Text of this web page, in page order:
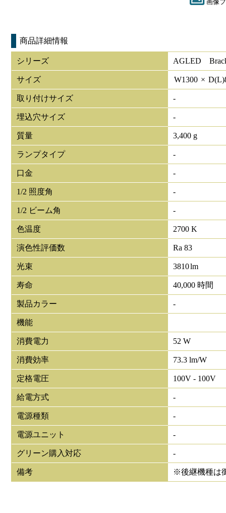
画像
商品詳細情報
シリーズ AGLED
サイズ W1300 × D(L)
取り付けサイズ -
埋込穴サイズ -
質量 3,400 g
ランプタイプ -
口金 -
1/2 照度角 -
1/2 ビーム角 -
色温度 2700 K
演色性評価数 Ra 83
光束 3810lm
寿命 40,000 時間
製品カラー -
機能
消費電力 52 W
消費効率 73.3 lm/W
定格電圧 100V - 100V
給電方式 -
電源種類 -
電源ユニット -
グリーン購入対応 -
備考 ※後継機種は